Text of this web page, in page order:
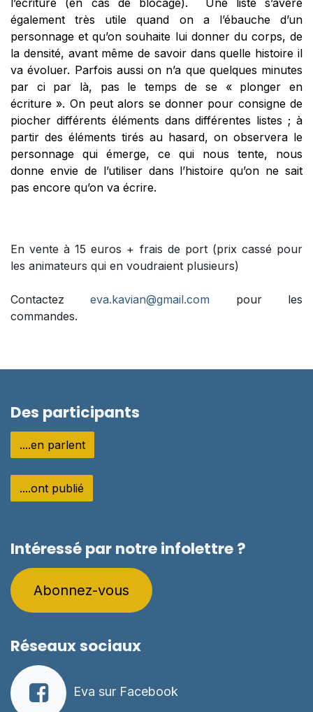
l’écriture (en cas de blocage). Une liste s’avère
également très utile quand on a l’ébauche d’un
personnage et qu’on souhaite lui donner du corps, de
la densité, avant même de savoir dans quelle histoire il
va évoluer. Parfois aussi on n’a que quelques minutes
par ci par là, pas le temps de se « plonger en
écriture ». On peut alors se donner pour consigne de
piocher différents éléments dans différentes listes ; à
partir des éléments tirés au hasard, on observera le
personnage qui émerge, ce qui nous tente, nous
donne envie de l’utiliser dans l’histoire qu’on ne sait
pas encore qu’on va écrire.
En vente à 15 euros + frais de port (prix cassé pour
les animateurs qui en voudraient plusieurs)
Contactezeva.kavian@gmail.com pour les
commandes.
Des participants
....en parlent
....ont publié
Intéressé par notre infolettre ?
Abo​​nnez-vous​​​
Réseaux sociaux
Eva sur Facebook